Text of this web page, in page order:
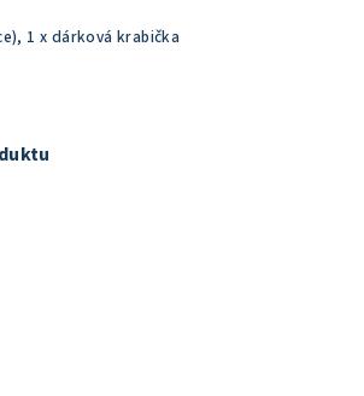
1 x dárková krabička